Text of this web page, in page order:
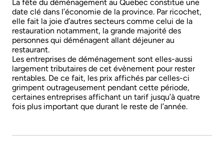
La fête du déménagement au Quebec constitue une
date clé dans l’économie de la province. Par ricochet,
elle fait la joie d’autres secteurs comme celui de la
restauration notamment, la grande majorité des
personnes qui déménagent allant déjeuner au
restaurant.
Les entreprises de déménagement sont elles-aussi
largement tributaires de cet évènement pour rester
rentables. De ce fait, les prix affichés par celles-ci
grimpent outrageusement pendant cette période,
certaines entreprises affichant un tarif jusqu’à quatre
fois plus important que durant le reste de l’année.